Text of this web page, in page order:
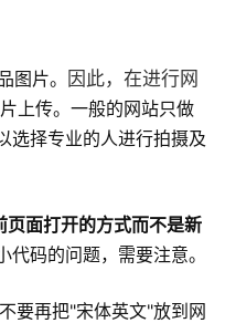
图片。 因此，在进行网
上传。一般的网站只做
选择专业的人进行拍摄及
面打开的方式而不是新
代码的问题，需要注意。
要再把"宋体英文"放到网